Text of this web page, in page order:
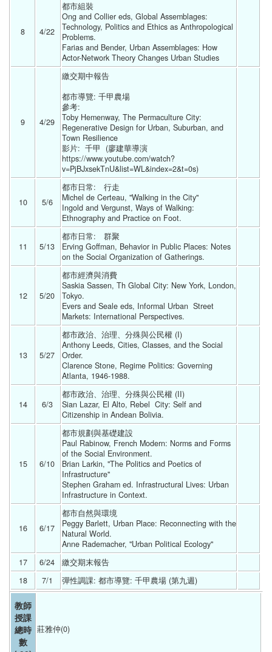
8 4/22
都市組裝
Ong and Collier eds, Global Assemblages:
Technology, Politics and Ethics as Anthropological
Problems.
Farias and Bender, Urban Assemblages: How
Actor-Network Theory Changes Urban Studies
9 4/29
繳交期中報告
都市導覽: 千甲農場
參考:
Toby Hemenway, The Permaculture City:
Regenerative Design for Urban, Suburban, and
Town Resilience
影片:  千甲  (廖建華導演
https://www.youtube.com/watch?
v=PjBJxsekTnU&list=WL&index=2&t=0s)
10 5/6
都市日常:　行走
Michel de Certeau, "Walking in the City"
Ingold and Vergunst, Ways of Walking:
Ethnography and Practice on Foot.
11 5/13
都市日常:　群聚
Erving Goffman, Behavior in Public Places: Notes
on the Social Organization of Gatherings.
12 5/20
都市經濟與消費
Saskia Sassen, Th Global City: New York, London,
Tokyo.
Evers and Seale eds, Informal Urban  Street
Markets: International Perspectives.
13 5/27
都市政治、治理、分殊與公民權 (I)
Anthony Leeds, Cities, Classes, and the Social
Order.
Clarence Stone, Regime Politics: Governing
Atlanta, 1946-1988.
14 6/3
都市政治、治理、分殊與公民權 (II)
Sian Lazar, El Alto, Rebel  City: Self and
Citizenship in Andean Bolivia.
15 6/10
都市規劃與基礎建設
Paul Rabinow, French Modern: Norms and Forms
of the Social Environment.
Brian Larkin, "The Politics and Poetics of
Infrastructure"
Stephen Graham ed. Infrastructural Lives: Urban
Infrastructure in Context.
16 6/17
都市自然與環境
Peggy Barlett, Urban Place: Reconnecting with the
Natural World.
Anne Rademacher, "Urban Political Ecology"
17
6/24
繳交期末報告
18
7/1 彈性調課: 都市導覽: 千甲農場 (第九週)
教師
授課
總時
數
莊雅仲(0)